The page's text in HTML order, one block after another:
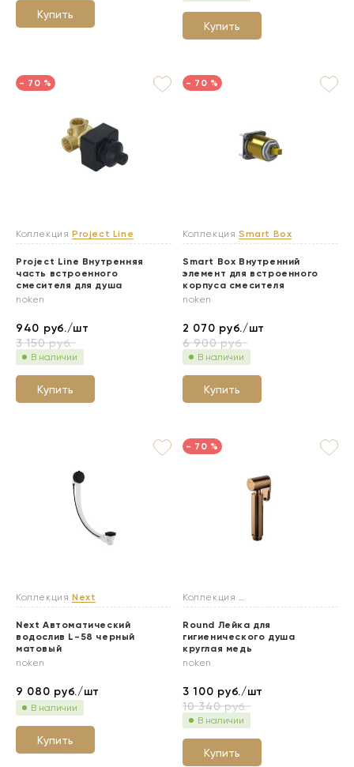
Купить
Купить
- 70 %
Коллекция Project Line
Project Line Внутренняя
часть встроенного
смесителя для душа
noken
940 руб./шт
3 150руб.
В наличии
Купить
- 70 %
Коллекция Smart Box
Smart Box Внутренний
элемент для встроенного
корпуса смесителя
noken
2 070 руб./шт
6 900руб.
В наличии
Купить
Коллекция Next
Next Автоматический
водослив L-58 черный
матовый
noken
9 080 руб./шт
В наличии
Купить
- 70 %
Коллекция
Гигиенические души
Round Лейка для
гигиенического душа
круглая медь
noken
3 100 руб./шт
10 340руб.
В наличии
Купить